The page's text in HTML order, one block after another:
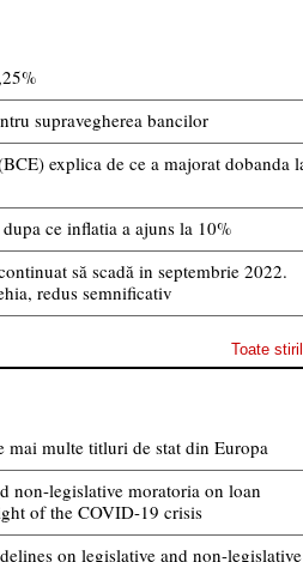
supravegherea bancilor
explica de ce a majorat dobanda
ce inflatia a ajuns la 10%
să scadă in septembrie 2022.
redus semnificativ
Toate
mai multe titluri de stat din Europa
non-legislative moratoria on loan
of the COVID-19 crisis
on legislative and non-legislative